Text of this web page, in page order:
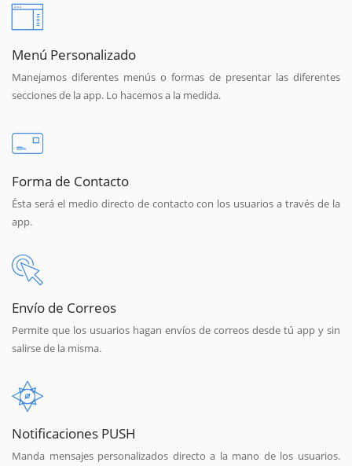
Menú Personalizado
Manejamos diferentes menús o formas de presentar las diferentes
secciones de la app. Lo hacemos a la medida.
Forma de Contacto
Ésta será el medio directo de contacto con los usuarios a través de la
app.
Envío de Correos
Permite que los usuarios hagan envíos de correos desde tú app y sin
salirse de la misma.
Notificaciones PUSH
Manda mensajes personalizados directo a la mano de los usuarios.